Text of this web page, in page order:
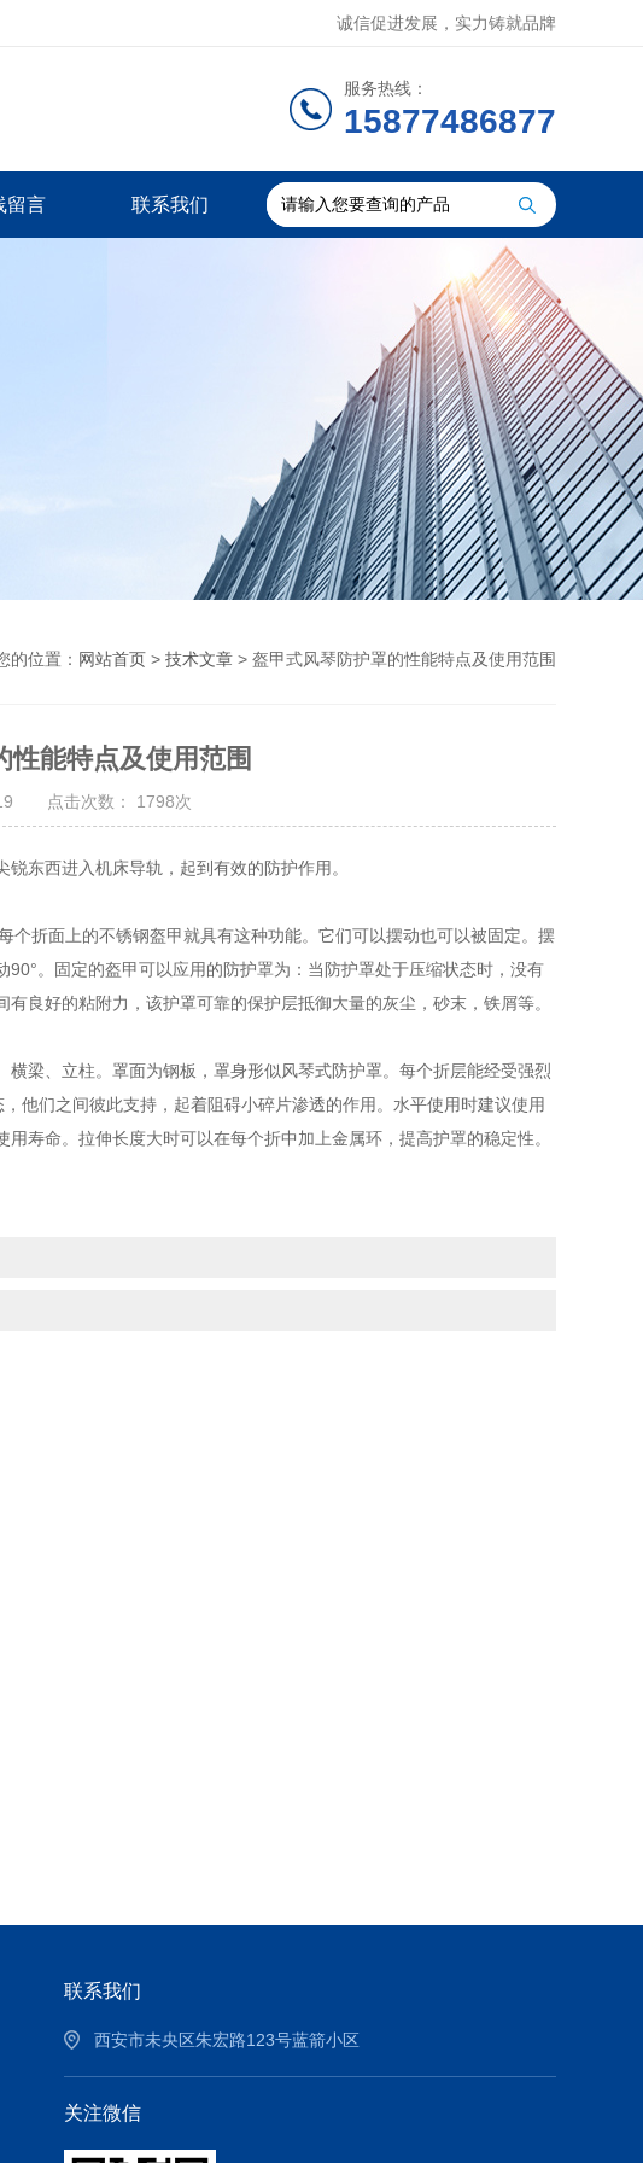
诚信促进发展，实力铸就品牌
服务热线：
15877486877
留言 联系我们
的位置： 网站首页 > 技术文章 > 盔甲式风琴防护罩的性能特点及使用范围
性能特点及使用范围
19 点击次数： 1798次
东西进入机床导轨，起到有效的防护作用。
面上的不锈钢盔甲就具有这种功能。它们可以摆动也可以被固定。摆
。固定的盔甲可以应用的防护罩为：当防护罩处于压缩状态时，没有
良好的粘附力，该护罩可靠的保护层抵御大量的灰尘，砂末，铁屑等。
、立柱。罩面为钢板，罩身形似风琴式防护罩。每个折层能经受强烈
他们之间彼此支持，起着阻碍小碎片渗透的作用。水平使用时建议使用
寿命。拉伸长度大时可以在每个折中加上金属环，提高护罩的稳定性。
联系我们
西安市未央区朱宏路123号蓝箭小区
关注微信